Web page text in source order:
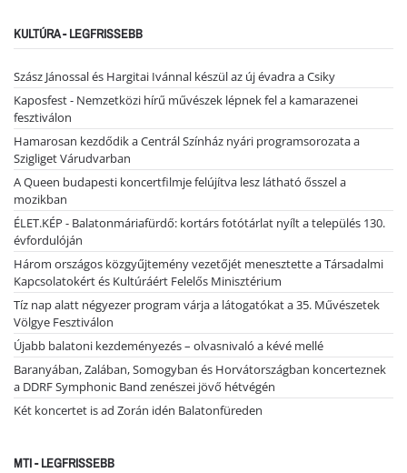
KULTÚRA - LEGFRISSEBB
Szász Jánossal és Hargitai Ivánnal készül az új évadra a Csiky
Kaposfest - Nemzetközi hírű művészek lépnek fel a kamarazenei
fesztiválon
Hamarosan kezdődik a Centrál Színház nyári programsorozata a
Szigliget Várudvarban
A Queen budapesti koncertfilmje felújítva lesz látható ősszel a
mozikban
ÉLET.KÉP - Balatonmáriafürdő: kortárs fotótárlat nyílt a település 130.
évfordulóján
Három országos közgyűjtemény vezetőjét menesztette a Társadalmi
Kapcsolatokért és Kultúráért Felelős Minisztérium
Tíz nap alatt négyezer program várja a látogatókat a 35. Művészetek
Völgye Fesztiválon
Újabb balatoni kezdeményezés – olvasnivaló a kévé mellé
Baranyában, Zalában, Somogyban és Horvátországban koncerteznek
a DDRF Symphonic Band zenészei jövő hétvégén
Két koncertet is ad Zorán idén Balatonfüreden
MTI - LEGFRISSEBB